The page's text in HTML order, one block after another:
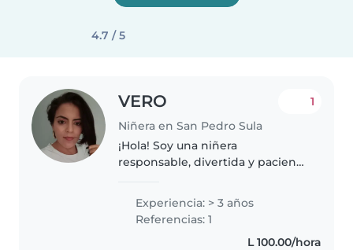
4.7 / 5
VERO
Niñera en San Pedro Sula
1
¡Hola! Soy una niñera
responsable, divertida y paciente
experiencia cuidando bebés.
Tengo mi bachillerato y me
encanta jugar con los niños.
Experiencia: > 3 años
Referencias: 1
L 100.00/hora